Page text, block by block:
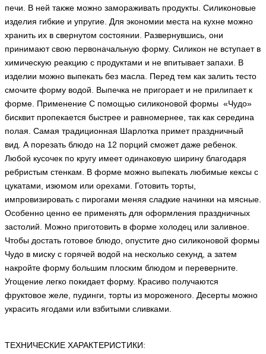
печи. В ней также можно замораживать продукты. Силиконовые
изделия гибкие и упругие. Для экономии места на кухне можно
хранить их в свернутом состоянии. Развернувшись, они
принимают свою первоначальную форму. Силикон не вступает в
химическую реакцию с продуктами и не впитывает запахи. В
изделии можно выпекать без масла. Перед тем как залить тесто
смочите форму водой. Выпечка не пригорает и не прилипает к
форме. Применение С помощью силиконовой формы «Чудо»
бисквит пропекается быстрее и равномернее, так как середина
полая. Самая традиционная Шарлотка примет праздничный
вид. А порезать блюдо на 12 порций сможет даже ребенок.
Любой кусочек по кругу имеет одинаковую ширину благодаря
ребристым стенкам. В форме можно выпекать любимые кексы с
цукатами, изюмом или орехами. Готовить торты,
импровизировать с пирогами меняя сладкие начинки на мясные.
Особенно ценно ее применять для оформления праздничных
застолий. Можно приготовить в форме холодец или заливное.
Чтобы достать готовое блюдо, опустите дно силиконовой формы
Чудо в миску с горячей водой на несколько секунд, а затем
накройте форму большим плоским блюдом и переверните.
Угощение легко покидает форму. Красиво получаются
фруктовое желе, пудинги, торты из мороженого. Десерты можно
украсить ягодами или взбитыми сливками.
ТЕХНИЧЕСКИЕ ХАРАКТЕРИСТИКИ: